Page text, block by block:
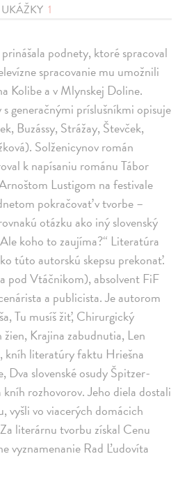
1
podnety, ktoré spracoval
spracovanie mu umožnili
Kolibe a v Mlynskej Doline.
generačnými príslušníkmi opisuje
Buzássy, Strážay, Števček,
Solženicynov román
k napísaniu románu Tábor
Lustigom na festivale
pokračovať v tvorbe –
otázku ako iný slovenský
koho to zaujíma?“ Literatúra
túto autorskú skepsu prekonať.
pod Vtáčnikom), absolvent FiF
a publicista. Je autorom
Tu musíš žiť, Chirurgický
Krajina zabudnutia, Len
kníh literatúry faktu Hriešna
Dva slovenské osudy Špitzer-
rozhovorov. Jeho diela dostali
vyšli vo viacerých domácich
literárnu tvorbu získal Cenu
vyznamenanie Rad Ľudovíta